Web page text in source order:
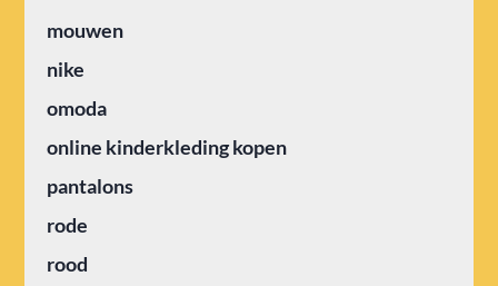
mouwen
nike
omoda
online kinderkleding kopen
pantalons
rode
rood